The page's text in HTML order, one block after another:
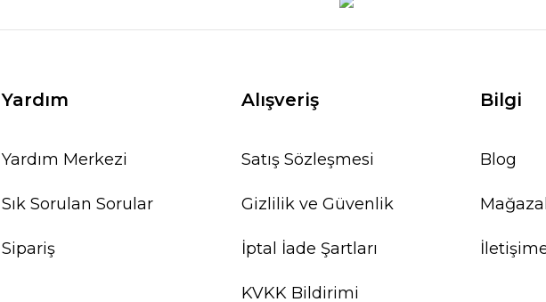
Yardım
Yardım Merkezi
Sık Sorulan Sorular
Sipariş
Alışveriş
Satış Sözleşmesi
Gizlilik ve Güvenlik
İptal İade Şartları
KVKK Bildirimi
Bilgi
Blog